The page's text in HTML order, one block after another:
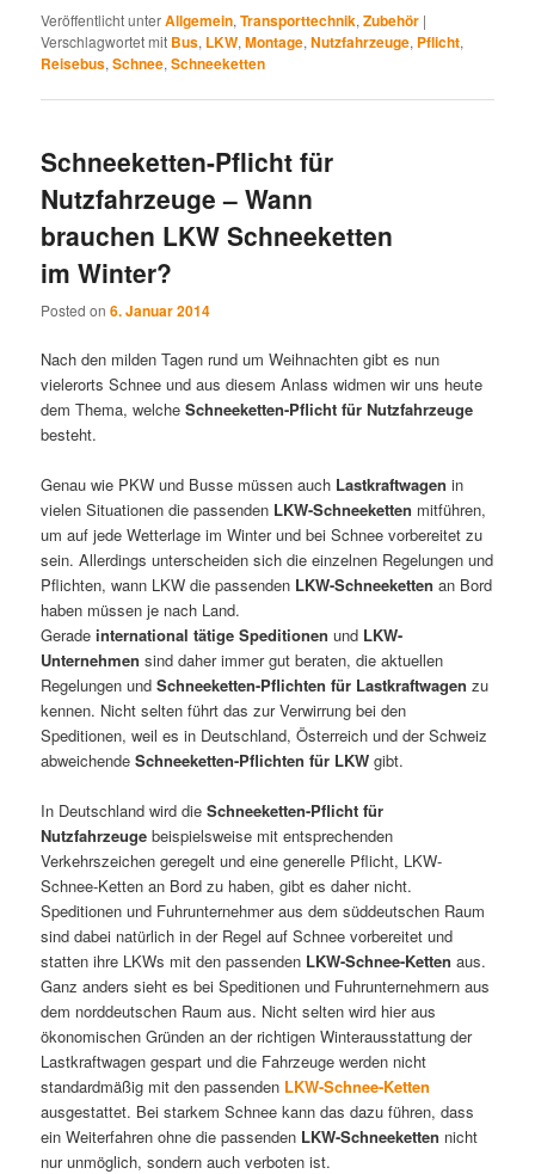
Veröffentlicht unterAllgemein,Transporttechnik,Zubehör |
Verschlagwortet mit Bus, LKW,Montage,Nutzfahrzeuge, Pflicht,
Reisebus,Schnee,Schneeketten
Schneeketten-Pflicht für
Nutzfahrzeuge – Wann
brauchen LKW Schneeketten
im Winter?
Posted on6. Januar 2014
Nach den milden Tagen rund um Weihnachten gibt es nun
vielerorts Schnee und aus diesem Anlass widmen wir uns heute
dem Thema, welcheSchneeketten-Pflicht für Nutzfahrzeuge
besteht.
Genau wie PKW und Busse müssen auch Lastkraftwagen in
vielen Situationen die passenden LKW-Schneeketten mitführen,
um auf jede Wetterlage im Winter und bei Schnee vorbereitet zu
sein. Allerdings unterscheiden sich die einzelnen Regelungen und
Pflichten, wann LKW die passenden LKW-Schneeketten an Bord
haben müssen je nach Land.
Geradeinternational tätige Speditionen und LKW-
Unternehmen sind daher immer gut beraten, die aktuellen
Regelungen undSchneeketten-Pflichten für Lastkraftwagen zu
kennen. Nicht selten führt das zur Verwirrung bei den
Speditionen, weil es in Deutschland, Österreich und der Schweiz
abweichendeSchneeketten-Pflichten für LKW gibt.
In Deutschland wird dieSchneeketten-Pflicht für
Nutzfahrzeuge beispielsweise mit entsprechenden
Verkehrszeichen geregelt und eine generelle Pflicht, LKW-
Schnee-Ketten an Bord zu haben, gibt es daher nicht.
Speditionen und Fuhrunternehmer aus dem süddeutschen Raum
sind dabei natürlich in der Regel auf Schnee vorbereitet und
statten ihre LKWs mit den passenden LKW-Schnee-Ketten aus.
Ganz anders sieht es bei Speditionen und Fuhrunternehmern aus
dem norddeutschen Raum aus. Nicht selten wird hier aus
ökonomischen Gründen an der richtigen Winterausstattung der
Lastkraftwagen gespart und die Fahrzeuge werden nicht
standardmäßig mit den passenden LKW-Schnee-Ketten
ausgestattet. Bei starkem Schnee kann das dazu führen, dass
ein Weiterfahren ohne die passenden LKW-Schneeketten nicht
nur unmöglich, sondern auch verboten ist.